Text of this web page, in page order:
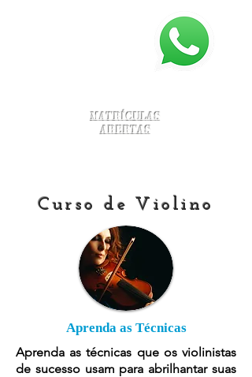
Matrículas
Abertas
Curso de Violino
Aprenda as Técnicas
Aprenda as técnicas que os violinistas
de sucesso usam para abrilhantar suas